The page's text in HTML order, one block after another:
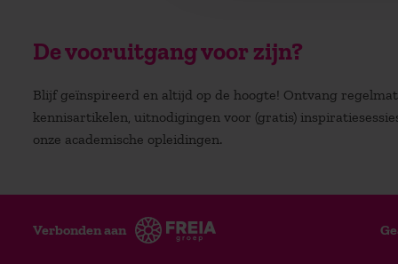
De vooruitgang voor zijn?
Blijf geïnspireerd en altijd op de hoogte! Ontvang
kennisartikelen, uitnodigingen voor (gratis)
onze academische opleidingen.
Verbonden aan